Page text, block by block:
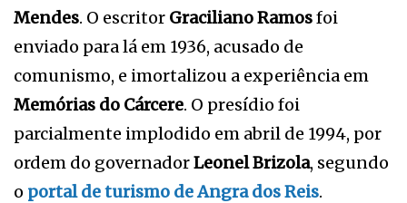
Mendes. O escritor Graciliano Ramosfoi
enviado para lá em 1936, acusado de
comunismo, e imortalizou a experiência em
Memórias do Cárcere. O presídio foi
parcialmente implodido em abril de 1994, por
ordem do governadorLeonel Brizola, segundo
o portal de turismo de Angra dos Reis.